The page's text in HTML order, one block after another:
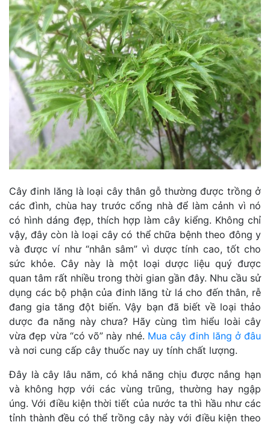
Cây đinh lăng là loại cây thân gỗ thường được trồng ở
các đình, chùa hay trước cổng nhà để làm cảnh vì nó
có hình dáng đẹp, thích hợp làm cây kiểng. Không chỉ
vậy, đây còn là loại cây có thể chữa bệnh theo đông y
và được ví như “nhân sâm” vì dược tính cao, tốt cho
sức khỏe. Cây này là một loại dược liệu quý được
quan tâm rất nhiều trong thời gian gần đây. Nhu cầu sử
dụng các bộ phận của đinh lăng từ lá cho đến thân, rễ
đang gia tăng đột biến. Vậy bạn đã biết về loại thảo
dược đa năng này chưa? Hãy cùng tìm hiểu loài cây
vừa đẹp vừa “có võ” này nhé. Mua cây đinh lăng ở đâu
và nơi cung cấp cây thuốc nay uy tính chất lượng.
Đây là cây lâu năm, có khả năng chịu được nắng hạn
và không hợp với các vùng trũng, thường hay ngập
úng. Với điều kiện thời tiết của nước ta thì hầu như các
tỉnh thành đều có thể trồng cây này với điều kiện theo